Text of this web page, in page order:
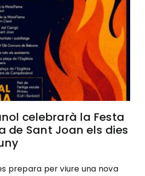
celebrarà la Festa
de Sant Joan els dies
prepara per viure una nova